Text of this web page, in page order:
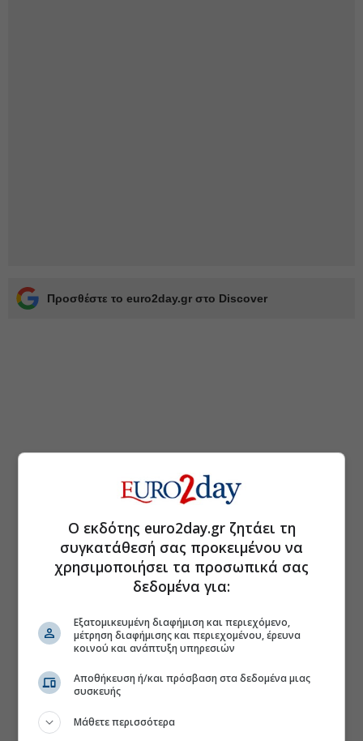
Προσθέστε το euro2day.gr στο Discover
Ο εκδότης euro2day.gr ζητάει τη
συγκατάθεσή σας προκειμένου να
χρησιμοποιήσει τα προσωπικά σας
δεδομένα για:
Εξατομικευμένη διαφήμιση και περιεχόμενο,
μέτρηση διαφήμισης και περιεχομένου, έρευνα
κοινού και ανάπτυξη υπηρεσιών
Αποθήκευση ή/και πρόσβαση στα δεδομένα μιας
συσκευής
Μάθετε περισσότερα